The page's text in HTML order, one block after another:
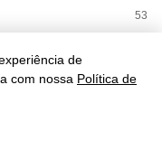
de
com nossa Política de
53
284